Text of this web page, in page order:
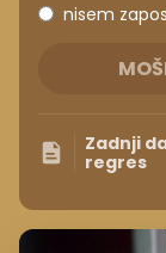
nisem
Zadnji
regres